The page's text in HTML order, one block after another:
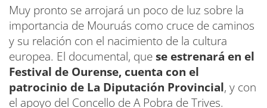
Muy pronto se arrojará un poco de luz sobre la
importancia de Mouruás como cruce de caminos
y su relación con el nacimiento de la cultura
europea. El documental, quese estrenará en el
Festival de Ourense, cuenta con el
patrocinio de La Diputación Provincial, y con
el apoyo del Concello de A Pobra de Trives.